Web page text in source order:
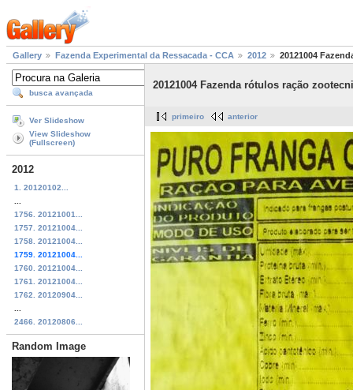
Gallery Fazenda Experimental da Ressacada - CCA 2012 20121004
busca avançada
Ver Slideshow
View Slideshow
(Fullscreen)
2012
1. 20120102...
1756. 20121001...
1757. 20121004...
1758. 20121004...
1759. 20121004...
1760. 20121004...
1761. 20121004...
1762. 20120904...
2466. 20120806...
Random Image
20121004 Fazenda rótulos ração
primeiro anterior